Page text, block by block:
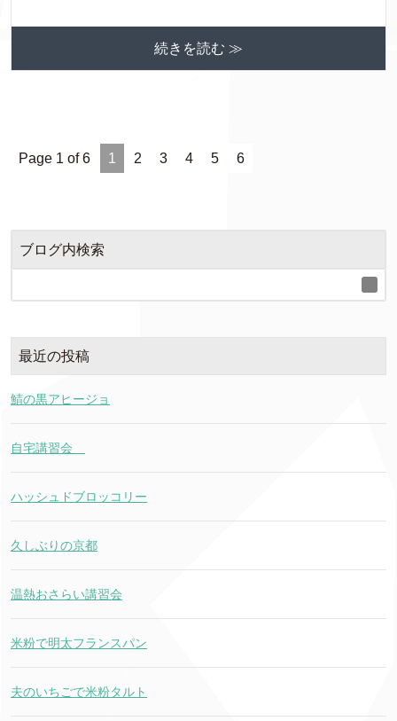
続きを読む ≫
Page 1 of 6 1 2 3 4 5 6
ブログ内検索
最近の投稿
鯖の黒アヒージョ
自宅講習会
ハッシュドブロッコリー
久しぶりの京都
温熱おさらい講習会
米粉で明太フランスパン
夫のいちごで米粉タルト